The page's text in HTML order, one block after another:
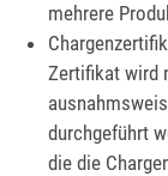
mehrere
Zertifikat wird
durchgeführt
die die